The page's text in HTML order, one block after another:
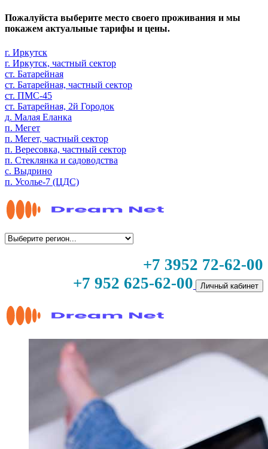
Пожалуйста выберите место своего проживания и мы
покажем актуальные тарифы и цены.
г. Иркутск
г. Иркутск, частный сектор
ст. Батарейная
ст. Батарейная, частный сектор
ст. ПМС-45
ст. Батарейная, 2й Городок
д. Малая Еланка
п. Мегет
п. Мегет, частный сектор
п. Вересовка, частный сектор
п. Стеклянка и садоводства
с. Выдрино
п. Усолье-7 (ЦДС)
+7 3952 72-62-00
+7 952 625-62-00
Личный кабинет